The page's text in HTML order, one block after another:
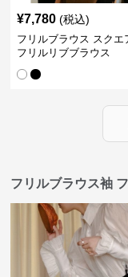
¥7,780 (税込)
フリルブラウス スクエ
フリルリブブラウス
フリルブラウス袖